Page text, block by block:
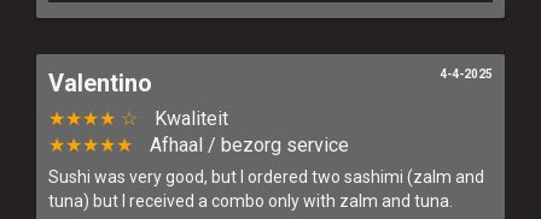
Valentino
★★★★ ☆
Kwaliteit
★★★★★
Afhaal / bezorg service
Sushi was very good, but I ordered two sashimi (zalm and
tuna) but I received a combo only with zalm and tuna.
4-4-2025